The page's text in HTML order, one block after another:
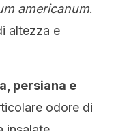
americanum.
altezza e
persiana e
odore di